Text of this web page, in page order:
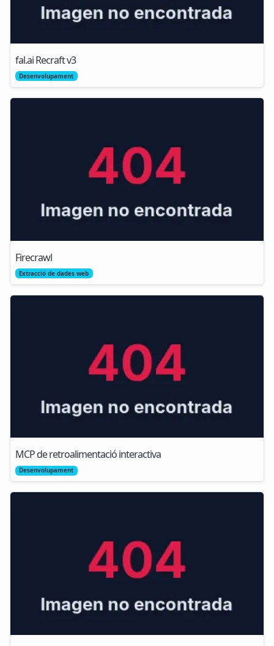
fal.ai Recraft v3
Desenvolupament
Firecrawl
Extracció de dades web
MCP de retroalimentació interactiva
Desenvolupament